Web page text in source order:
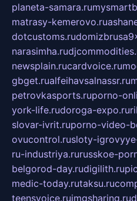
planeta-samara.ru
matrasy-kemerovo.ru
dotcustoms.ru
narasimha.ru
newsplain.rucardvoice.ru
gbget.rualfeihavsalnassr.ru
petrovkasports.ruporno-
york-life.rudoroga-expo.ru
slovar-ivrit.ruporno-video-
ovucontrol.rusloty-
ru-industriya.rurusskoe-
belgorod-day.rudigilith.ru
medic-today.rutaksu.ru
teensvoice.ruimgsharing.ru